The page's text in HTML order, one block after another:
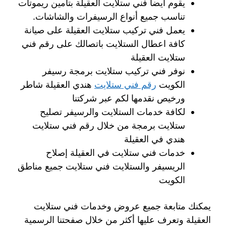
يقوم أيضا فني ستلايت العقيلة بتأمين ريموتات
تناسب جميع أنواع الرسيفرات والشاشات.
يعمل فني تركيب ستلايت العقيلة على صيانة
كافة اعطال الستلايت باتصالك على رقم فني
ستلايت العقيلة
نوفر فني تركيب ستلايت برمجة رسيفر
الكويت رقم فني ستلايت هندي العقيلة شاطر
ورخيص نقدمها لكم عبر شركتنا
لكافة خدمات الستلايت والرسيفر تصليح
ستلايت برمجة من خلال رقم فني ستلايت
هندي في العقيلة
خدمات فني ستلايت في العقيلة إصلاح
الريسيفر والستلايت فني ستلايت جميع مناطق
الكويت
يمكنك متابعة جميع عروض وخدمات فني ستلايت
العقيلة وتعرف عليها أكثر من خلال صفحتنا الرسمية